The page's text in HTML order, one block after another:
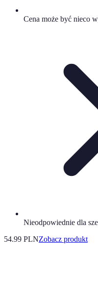
Cena może być nieco
Nieodpowiednie dla
54.99 PLNZobacz produkt